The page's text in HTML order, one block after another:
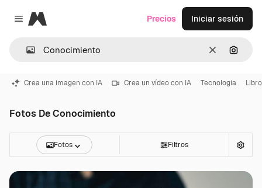
Close menu
Magnific
Borrar
Precios Iniciar sesión
Crea una imagen con IA Crea un vídeo con IA Tecnologia Libro
Fotos De Conocimiento
Fotos Filtros